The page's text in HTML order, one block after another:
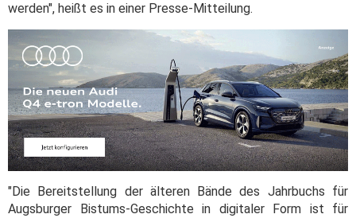
werden", heißt es in einer Presse-Mitteilung.
"Die Bereitstellung der älteren Bände des Jahrbuchs für
Augsburger Bistums-Geschichte in digitaler Form ist für